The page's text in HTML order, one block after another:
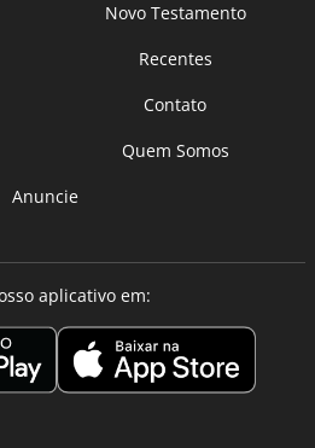
Novo Testamento
Recentes
Contato
Quem Somos
Anuncie
aplicativo em: